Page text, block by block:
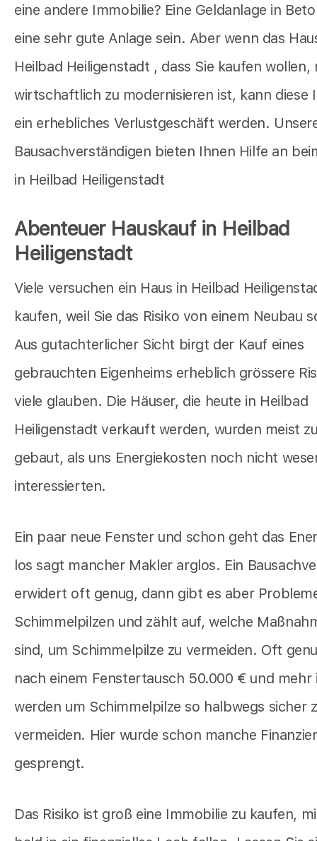
eine andere Immobilie? Eine Geldanlage in
eine sehr gute Anlage sein. Aber wenn das
Heilbad Heiligenstadt , dass Sie kaufen wollen,
wirtschaftlich zu modernisieren ist, kann diese
ein erhebliches Verlustgeschäft werden.
Bausachverständigen bieten Ihnen Hilfe an
in Heilbad Heiligenstadt
Abenteuer Hauskauf in Heilbad
Heiligenstadt
Viele versuchen ein Haus in Heilbad
kaufen, weil Sie das Risiko von einem Neubau
Aus gutachterlicher Sicht birgt der Kauf eines
gebrauchten Eigenheims erheblich grössere
viele glauben. Die Häuser, die heute in Heilbad
Heiligenstadt verkauft werden, wurden meist
gebaut, als uns Energiekosten noch nicht
interessierten.
Ein paar neue Fenster und schon geht das
los sagt mancher Makler arglos. Ein
erwidert oft genug, dann gibt es aber
Schimmelpilzen und zählt auf, welche
sind, um Schimmelpilze zu vermeiden. Oft
nach einem Fenstertausch 50.000 € und mehr
werden um Schimmelpilze so halbwegs sicher
vermeiden. Hier wurde schon manche
gesprengt.
Das Risiko ist groß eine Immobilie zu kaufen,